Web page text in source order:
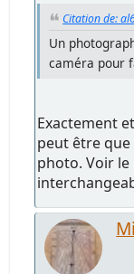
Citation de:
Un
caméra pour
Exactement
peut être que
photo. Voir le